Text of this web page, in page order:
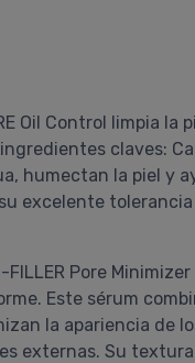
Oil Control limpia la
claves:
humectan la piel y
excelente
FILLER Pore
Este sérum
la apariencia de
externas. Su textura